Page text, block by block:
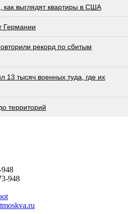
как выглядят квартиры в США
Германии
рекорд по сбитым
13 тысяч военных туда, где их
территорий
948